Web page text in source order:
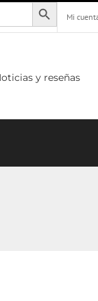
Mi
y reseñas